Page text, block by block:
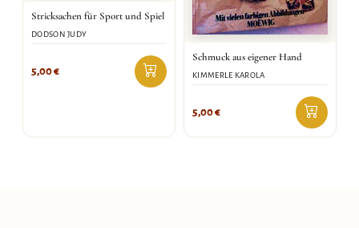
Stricksachen für Sport und Spiel
DODSON JUDY
5,00€
Schmuck aus eigener Hand
KIMMERLE KAROLA
5,00€